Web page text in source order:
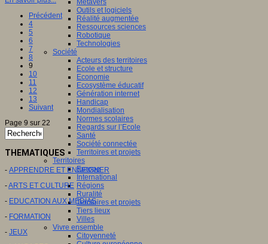
Métavers
Outils et logiciels
Réalité augmentée
Ressources sciences
Robotique
Technologies
Société
Acteurs des territoires
Ecole et structure
Economie
Ecosystème éducatif
Génération internet
Handicap
Mondialisation
Normes scolaires
Regards sur l’Ecole
Santé
Société connectée
Territoires et projets
Territoires
Europe
International
Régions
Ruralité
Territoires et projets
Tiers lieux
Villes
Vivre ensemble
Citoyenneté
Précédent
4
5
6
7
8
9
10
11
12
13
Suivant
Page 9 sur 22
THEMATIQUES
- APPRENDRE ET ENSEIGNER
-ARTS ET CULTURE
- EDUCATION AUX MEDIAS
- FORMATION
- JEUX